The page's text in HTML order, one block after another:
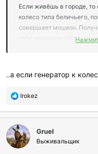
Если живёшь в городе, то
колесо типа беличьего,
совершает моцион.
тебе минимум забот,
..а если генератор к
П
б
л
а
г
о
Irokez
Gruel
Выживальщик